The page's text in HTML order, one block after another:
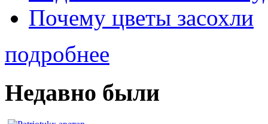
Почему цветы засохли
подробнее
Недавно были